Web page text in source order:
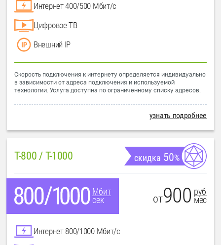
Интернет 400/500 Мбит/с
Цифровое ТВ
Внешний IP
Скорость подключения к интернету определяется индивидуально
в зависимости от адреса подключения и используемой
технологии. Услуга доступна по ограниченному списку адресов.
узнать подробнее
T-800 / T-1000 скидка 50%
Мбит
сек
от900 руб
мес
Интернет 800/1000 Мбит/с